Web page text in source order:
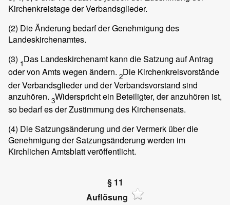
Kirchenkreistage der Verbandsglieder.
(2) Die Änderung bedarf der Genehmigung des
Landeskirchenamtes.
(3) 1Das Landeskirchenamt kann die Satzung auf Antrag
oder von Amts wegen ändern. 2Die Kirchenkreisvorstände
der Verbandsglieder und der Verbandsvorstand sind
anzuhören. 3Widerspricht ein Beteiligter, der anzuhören ist,
so bedarf es der Zustimmung des Kirchensenats.
(4) Die Satzungsänderung und der Vermerk über die
Genehmigung der Satzungsänderung werden im
Kirchlichen Amtsblatt veröffentlicht.
§ 11
Auflösung